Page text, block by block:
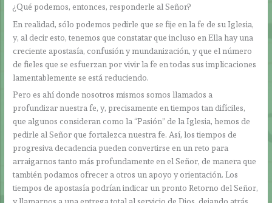
¿Qué podemos, entonces, responderle al Señor?
En realidad, sólo podemos pedirle que se fije en la fe de su Iglesia,
y, al decir esto, tenemos que constatar que incluso en Ella hay una
creciente apostasía, confusión y mundanización, y que el número
de fieles que se esfuerzan por vivir la fe en todas sus implicaciones
lamentablemente se está reduciendo.
Pero es ahí donde nosotros mismos somos llamados a
profundizar nuestra fe, y, precisamente en tiempos tan difíciles,
que algunos consideran como la “Pasión” de la Iglesia, hemos de
pedirle al Señor que fortalezca nuestra fe. Así, los tiempos de
progresiva decadencia pueden convertirse en un reto para
arraigarnos tanto más profundamente en el Señor, de manera que
también podamos ofrecer a otros un apoyo y orientación. Los
tiempos de apostasía podrían indicar un pronto Retorno del Señor,